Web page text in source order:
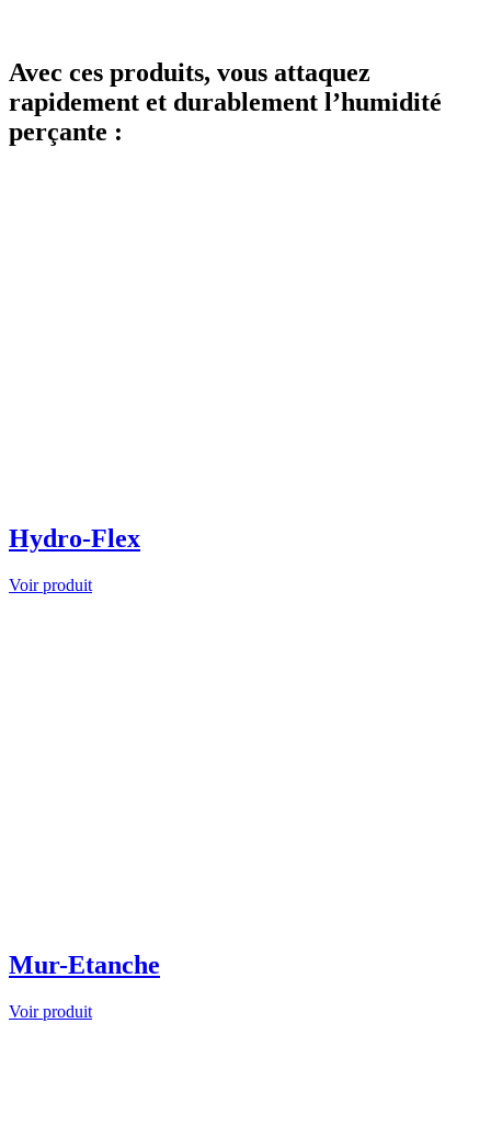
Avec ces produits, vous attaquez
rapidement et durablement l’humidité
perçante :
Hydro-Flex
Voir produit
Mur-Etanche
Voir produit